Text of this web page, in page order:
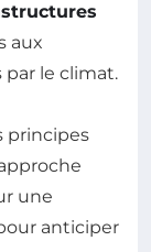
aux
le climat.
principes
une
anticiper